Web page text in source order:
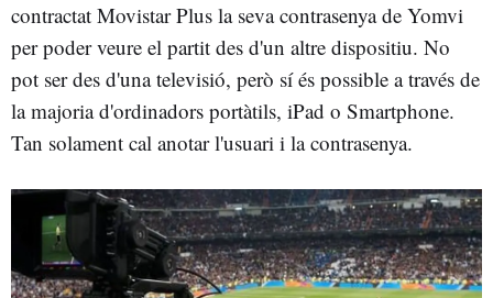
contractat Movistar Plus la seva contrasenya de Yomvi
per poder veure el partit des d'un altre dispositiu. No
pot ser des d'una televisió, però sí és possible a través de
la majoria d'ordinadors portàtils, iPad o Smartphone.
Tan solament cal anotar l'usuari i la contrasenya.